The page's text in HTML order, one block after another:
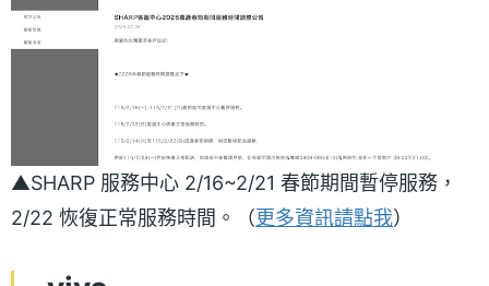
▲SHARP 服務中心 2/16~2/21 春節期間暫停服務，
2/22 恢復正常服務時間。（更多資訊請點我）